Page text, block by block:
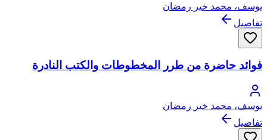
يوسف، محمد خير رمضان
تفاصيل
فوائد حاضرة من طرر المخطوطات والكتب النادرة
يوسف، محمد خير رمضان
تفاصيل